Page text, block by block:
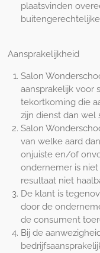
plaatsvinden
Aansprakelijkheid
Salon
aansprakelijk voor
tekortkoming die
zijn dienst dan wel
Salon
van welke aard
onjuiste en/of
ondernemer is
resultaat niet
De klant is
door de
de consument
Bij de